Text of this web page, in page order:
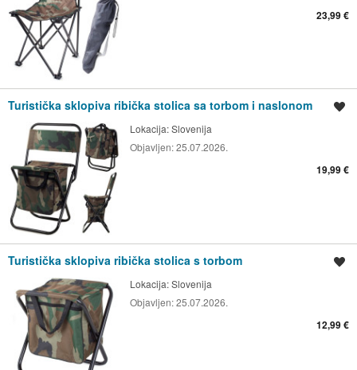
23,99 €
Turistička sklopiva ribička stolica sa torbom i naslonom
Lokacija:Slovenija
Objavljen:25.07.2026.
19,99 €
Turistička sklopiva ribička stolica s torbom
Lokacija:Slovenija
Objavljen:25.07.2026.
12,99 €